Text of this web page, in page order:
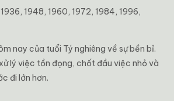
1936, 1948, 1960, 1972, 1984, 1996,
nay của tuổi Tý nghiêng về sự bền bỉ.
lý việc tồn đọng, chốt đầu việc nhỏ và
đi lớn hơn.